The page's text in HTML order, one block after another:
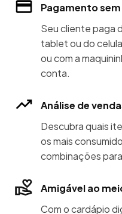
Pagamento
Seu cliente paga
tablet ou do
ou com a
conta.
Análise de
Descubra quais
os mais
combinações
Amigável ao
Com o cardápio